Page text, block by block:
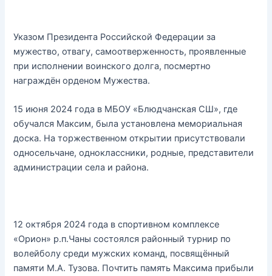
Указом Президента Российской Федерации за
мужество, отвагу, самоотверженность, проявленные
при исполнении воинского долга, посмертно
награждён орденом Мужества.
15 июня 2024 года в МБОУ «Блюдчанская СШ», где
обучался Максим, была установлена мемориальная
доска. На торжественном открытии присутствовали
односельчане, одноклассники, родные, представители
администрации села и района.
12 октября 2024 года в спортивном комплексе
«Орион» р.п.Чаны состоялся районный турнир по
волейболу среди мужских команд, посвящённый
памяти М.А. Тузова. Почтить память Максима прибыли